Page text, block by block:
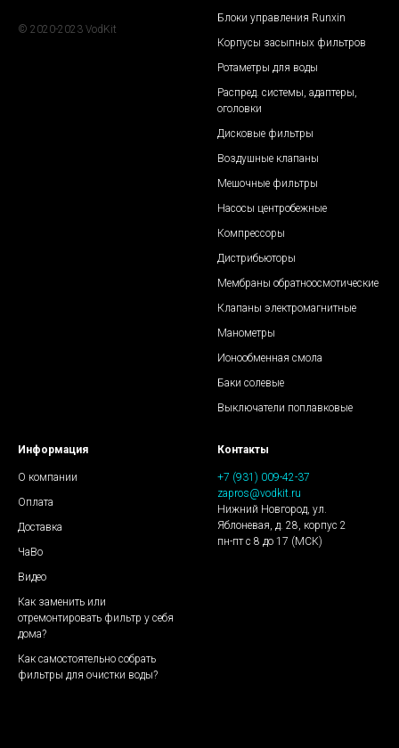
© 2020-2023 VodKit
Блоки управления Runxin
Корпусы засыпных фильтров
Ротаметры для воды
Распред. системы, адаптеры,
оголовки
Дисковые фильтры
Воздушные клапаны
Мешочные фильтры
Насосы центробежные
Компрессоры
Дистрибьюторы
Мембраны обратноосмотические
Клапаны электромагнитные
Манометры
Ионообменная смола
Баки солевые
Выключатели поплавковые
Информация
О компании
Оплата
Доставка
ЧаВо
Видео
Как заменить или
отремонтировать фильтр у себя
дома?
Как самостоятельно собрать
фильтры для очистки воды?
Контакты
+7 (931) 009-42-37
zapros@vodkit.ru
Нижний Новгород, ул.
Яблоневая, д. 28, корпус 2
пн-пт с 8 до 17 (МСК)